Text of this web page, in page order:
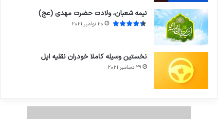
نیمه شعبان، ولادت حضرت مهدی (عج)
20 نوامبر 2021
نخستین وسیله کاملا خودران نقلیه اپل
29 دسامبر 2021